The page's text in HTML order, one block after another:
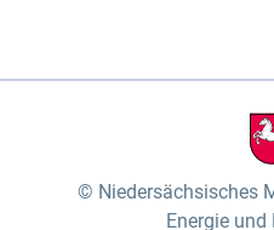
Niedersächsisches
Energie